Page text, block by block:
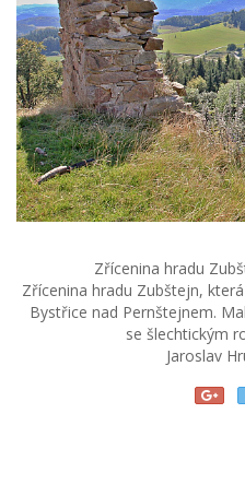
Zřícenina hradu
Zřícenina hradu Zubštejn,
Bystřice nad Pernštejnem.
se šlechtickým
Jaroslav